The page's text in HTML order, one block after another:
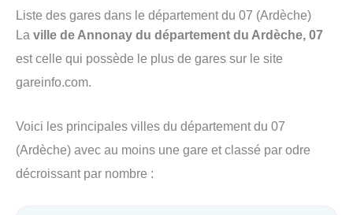
Liste des gares dans le département du 07 (Ardèche)
La ville de Annonay du département du Ardèche, 07
est celle qui possède le plus de gares sur le site
gareinfo.com.
Voici les principales villes du département du 07
(Ardèche) avec au moins une gare et classé par odre
décroissant par nombre :